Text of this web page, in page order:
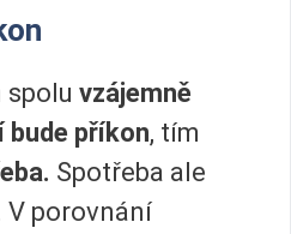
spolu vzájemně
bude příkon, tím
Spotřeba ale
V porovnání